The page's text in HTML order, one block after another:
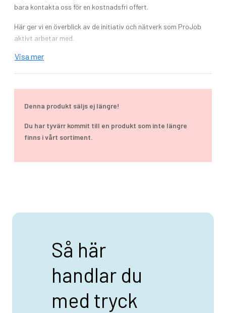
bara kontakta oss för en kostnadsfri offert.
Här ger vi en överblick av de initiativ och nätverk som ProJob
aktivt arbetar med.
BSCI (Business Social Compliance Initiative)
Kemikaliegruppen SWEREA IVF
Vikt: 280 g/m2
Färg: röd, marin, stone, svart
Visa mer
Denna produkt säljs ej längre!
Du har tyvärr kommit till en produkt som inte längre
finns i vårt sortiment.
Så här
handlar du
med tryck